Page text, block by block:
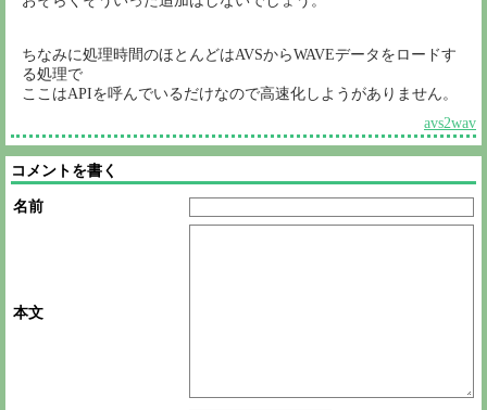
ちなみに処理時間のほとんどはAVSからWAVEデータをロードす
る処理で
ここはAPIを呼んでいるだけなので高速化しようがありません。
avs2wav
コメントを書く
名前
本文